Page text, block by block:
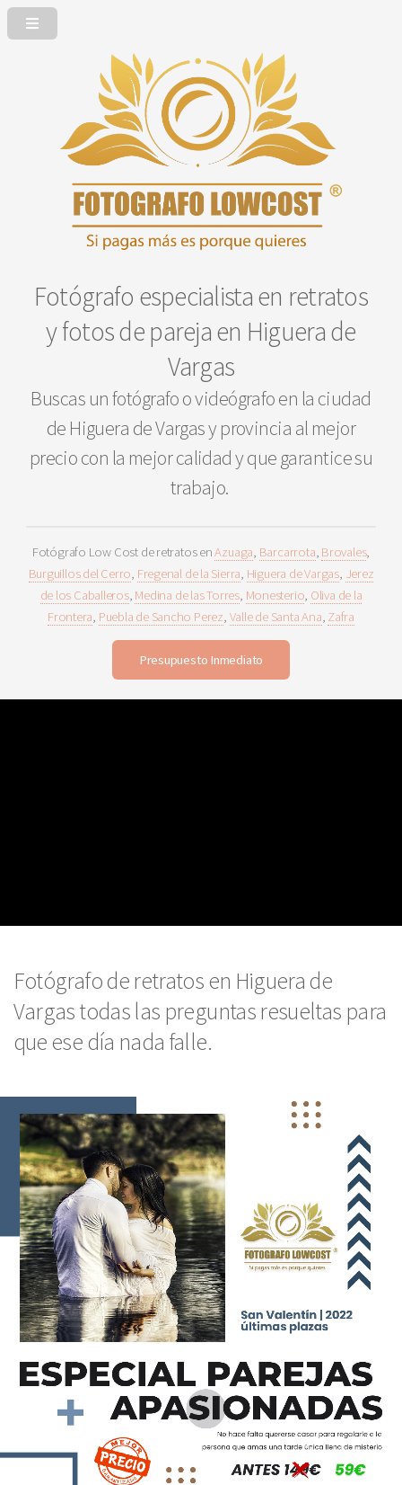
Fotógrafo especialista en retratos
y fotos de pareja en Higuera de
Vargas
Buscas un fotógrafo o videógrafo en la ciudad
de Higuera de Vargas y provincia al mejor
precio con la mejor calidad y que garantice su
trabajo.
Fotógrafo Low Cost de retratos enAzuaga, Barcarrota, Brovales,
Burguillos del Cerro, Fregenal de la Sierra, Higuera de Vargas, Jerez
de los Caballeros, Medina de las Torres, Monesterio, Oliva de la
Frontera, Puebla de Sancho Perez, Valle de Santa Ana, Zafra
Presupuesto Inmediato
Fotógrafo de retratos en Higuera de
Vargas todas las preguntas resueltas para
que ese día nada falle.